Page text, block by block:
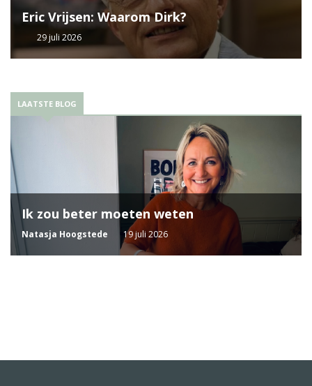
Eric Vrijsen: Waarom Dirk?
29 juli 2026
LAATSTE BLOG
Ik zou beter moeten weten
Natasja Hoogstede 19 juli 2026